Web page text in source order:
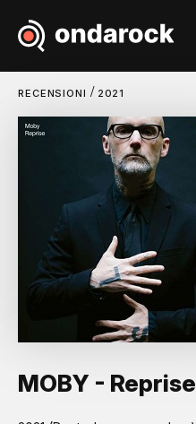
RECENSIONI / 2021
MOBY - Reprise